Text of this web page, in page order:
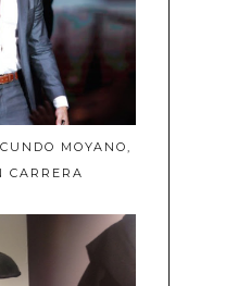
MOYANO,
CARRERA